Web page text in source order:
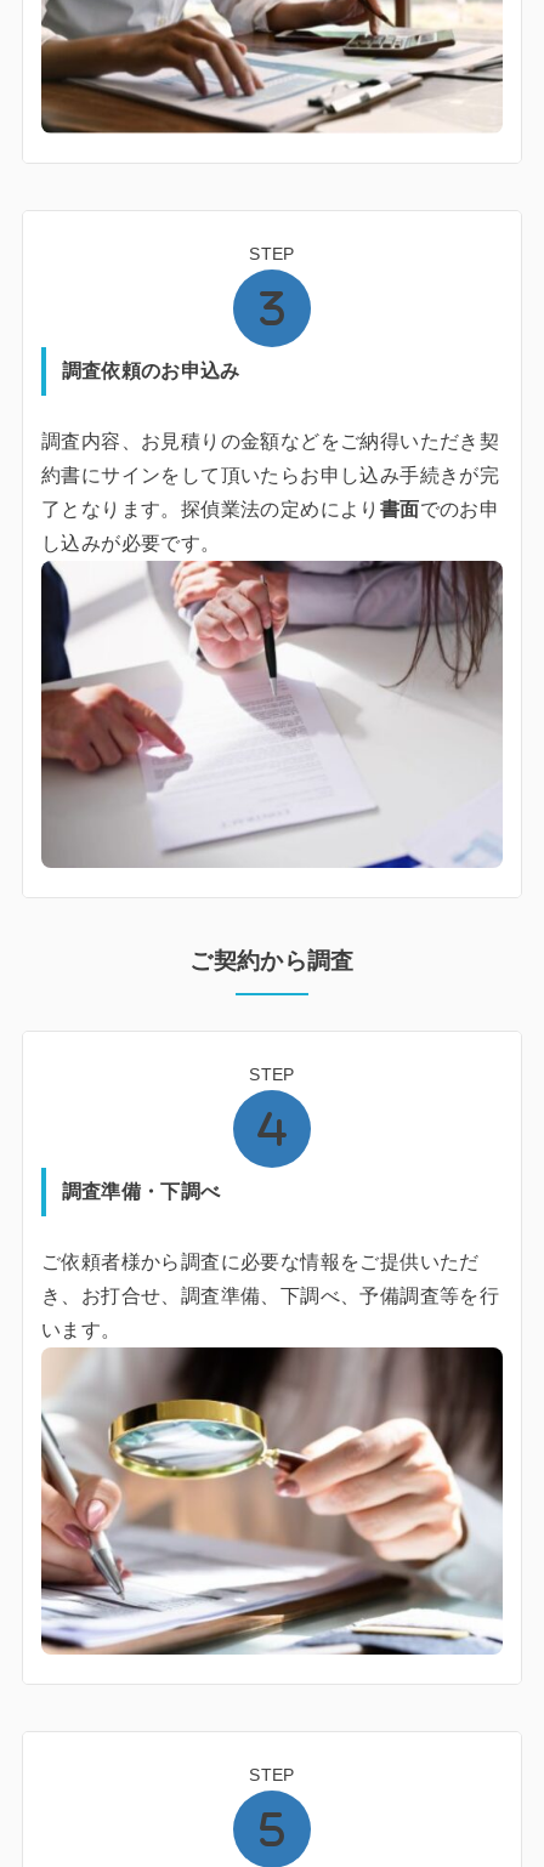
STEP
調査依頼のお申込み
調査内容、お見積りの金額などをご納得いただき契
約書にサインをして頂いたらお申し込み手続きが完
了となります。探偵業法の定めにより 書面でのお申
し込みが必要です。
ご契約から調査
STEP
調査準備・下調べ
ご依頼者様から調査に必要な情報をご提供いただ
き、お打合せ、調査準備、下調べ、予備調査等を行
います。
STEP